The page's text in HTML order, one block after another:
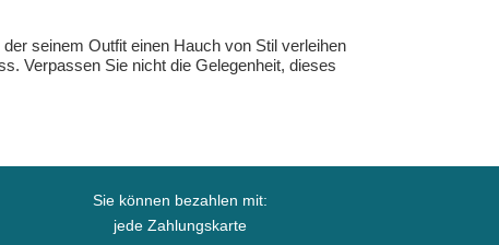
seinem Outfit einen Hauch von Stil verleihen
Verpassen Sie nicht die Gelegenheit, dieses
Sie können bezahlen mit:
jede Zahlungskarte